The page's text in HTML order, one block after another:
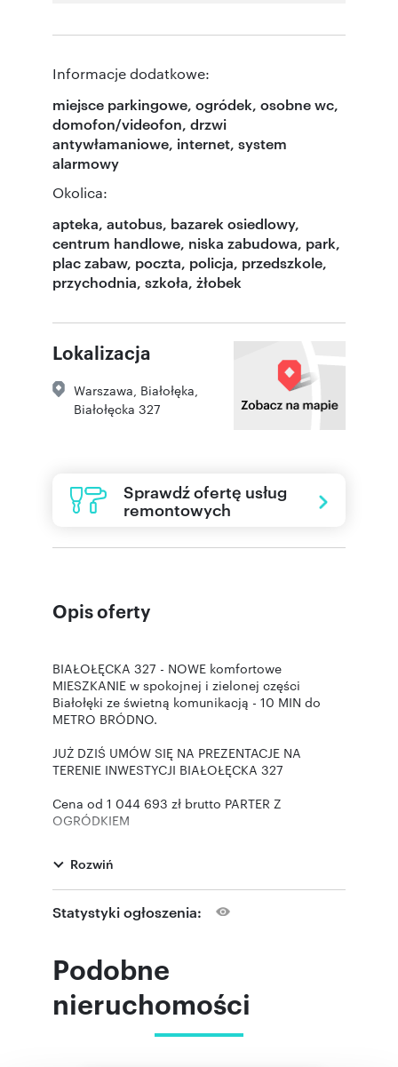
Informacje dodatkowe:
miejsce parkingowe, ogródek, osobne wc,
domofon/videofon, drzwi
antywłamaniowe, internet, system
alarmowy
Okolica:
apteka, autobus, bazarek osiedlowy,
centrum handlowe, niska zabudowa, park,
plac zabaw, poczta, policja, przedszkole,
przychodnia, szkoła, żłobek
Lokalizacja
Warszawa Białołęka
Białołęcka 327
Sprawdź ofertę usług
remontowych
Opis oferty
BIAŁOŁĘCKA 327 - NOWE komfortowe
MIESZKANIE w spokojnej i zielonej części
Białołęki ze świetną komunikacją - 10 MIN do
METRO BRÓDNO.
JUŻ DZIŚ UMÓW SIĘ NA PREZENTACJE NA
TERENIE INWESTYCJI BIAŁOŁĘCKA 327
Cena od 1 044 693 zł brutto PARTER Z
OGRÓDKIEM
POWIERZCHNIA
mieszkanie parter 89,29 m2, salon + 3 sypialnie,
ogródek 152m2
Warszawa, Białołęka, ul. Białołęcka 327 - zielona
osiedle przystanek autobusowy 104 (10 minut
Płochocińskiej 326, 705, 735, 736.
Rozwiń
Statystyki ogłoszenia:
Podobne
nieruchomości